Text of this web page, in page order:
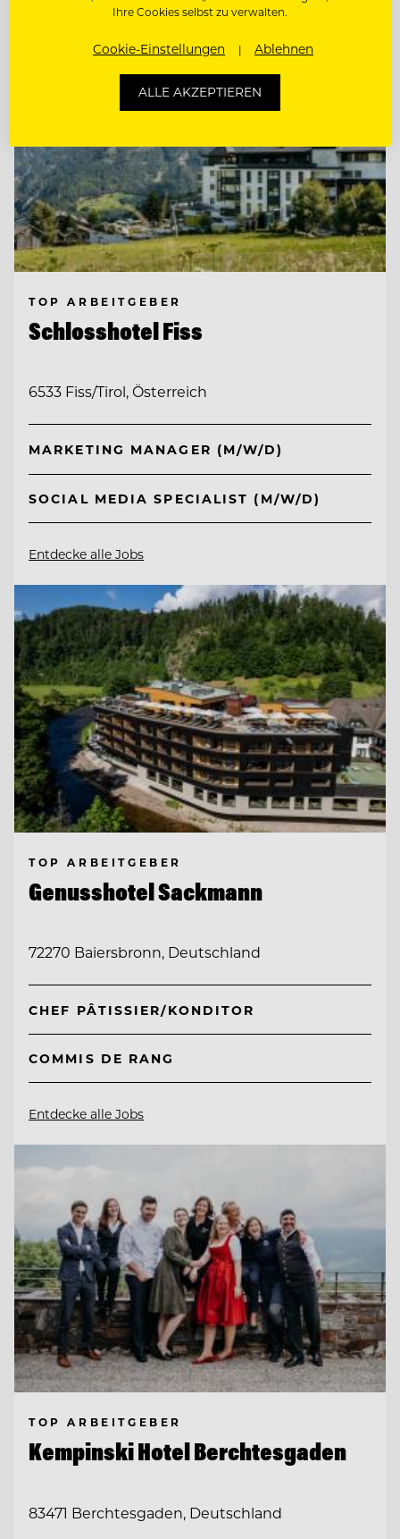
TOP ARBEITGEBER
Schlosshotel Fiss
6533 Fiss/Tirol, Österreich
MARKETING MANAGER (M/W/D)
SOCIAL MEDIA SPECIALIST (M/W/D)
Entdecke alle Jobs
TOP ARBEITGEBER
Genusshotel Sackmann
72270 Baiersbronn, Deutschland
CHEF PÂTISSIER/KONDITOR
COMMIS DE RANG
Entdecke alle Jobs
TOP ARBEITGEBER
Kempinski Hotel Berchtesgaden
83471 Berchtesgaden, Deutschland
Ihre Cookies selbst zu verwalten.
Cookie-Einstellungen Ablehnen
ALLE AKZEPTIEREN